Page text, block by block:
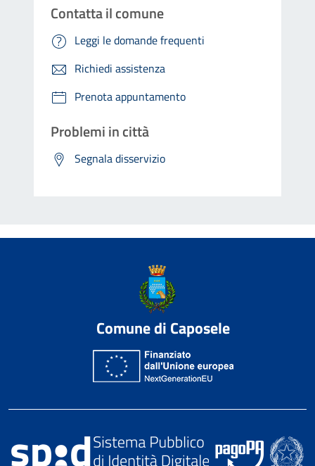
Contatta il comune
Leggi le domande frequenti
Richiedi assistenza
Prenota appuntamento
Problemi in città
Segnala disservizio
Comune di Caposele